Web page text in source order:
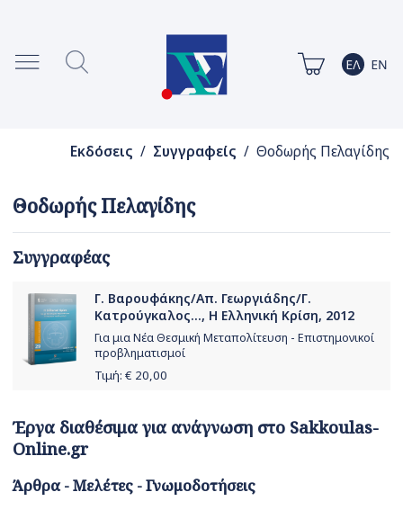
Εκδόσεις / Συγγραφείς / Θοδωρής Πελαγίδης
Θοδωρής Πελαγίδης
Συγγραφέας
Γ. Βαρουφάκης/Απ. Γεωργιάδης/Γ.
Κατρούγκαλος..., Η Ελληνική Κρίση, 2012
Για μια Νέα Θεσμική Μεταπολίτευση - Επιστημονικοί
προβληματισμοί
Τιμή: € 20,00
Έργα διαθέσιμα για ανάγνωση στο Sakkoulas-
Online.gr
Άρθρα - Μελέτες - Γνωμοδοτήσεις